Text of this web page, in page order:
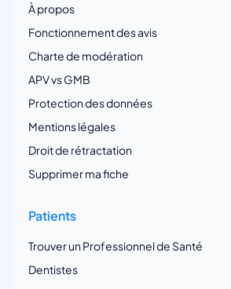
À propos
Fonctionnement des avis
Charte de modération
APV vs GMB
Protection des données
Mentions légales
Droit de rétractation
Supprimer ma fiche
Patients
Trouver un Professionnel de Santé
Dentistes